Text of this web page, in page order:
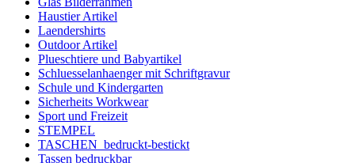
Haustier Artikel
Laendershirts
Outdoor Artikel
Plueschtiere und Babyartikel
Schluesselanhaenger mit Schriftgravur
Schule und Kindergarten
Sicherheits Workwear
Sport und Freizeit
STEMPEL
TASCHEN_bedruckt-bestickt
Tassen bedruckbar